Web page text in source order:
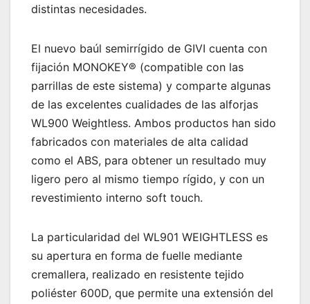
distintas necesidades.
El nuevo baúl semirrígido de GIVI cuenta con
fijación MONOKEY® (compatible con las
parrillas de este sistema) y comparte algunas
de las excelentes cualidades de las alforjas
WL900 Weightless. Ambos productos han sido
fabricados con materiales de alta calidad
como el ABS, para obtener un resultado muy
ligero pero al mismo tiempo rígido, y con un
revestimiento interno soft touch.
La particularidad del WL901 WEIGHTLESS es
su apertura en forma de fuelle mediante
cremallera, realizado en resistente tejido
poliéster 600D, que permite una extensión del